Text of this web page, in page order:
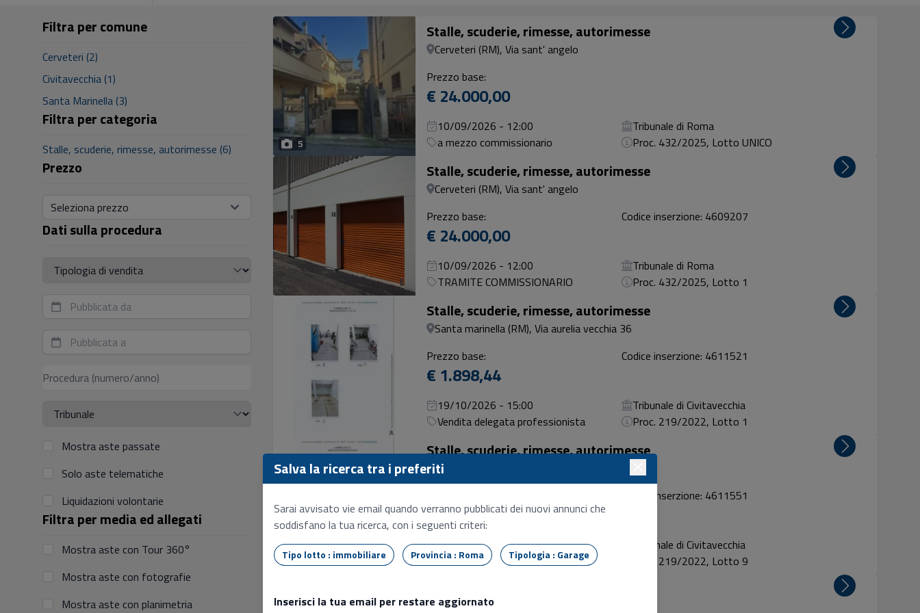
Filtra per comune
Cerveteri (2)
Civitavecchia (1)
Santa Marinella (3)
Filtra per categoria
Stalle, scuderie, rimesse, autorimesse (6)
Prezzo
Seleziona prezzo
Dati sulla procedura
Tipologia di vendita
Mostra aste passate
Solo aste telematiche
Liquidazioni volontarie
Filtra per media ed allegati
Mostra aste con Tour 360°
Mostra aste con fotografie
Mostra aste con planimetria
5
Stalle, scuderie, rimesse, autorimesse
Cerveteri (RM), Via sant' angelo
Prezzo base:
€ 24.000,00
10/09/2026 - 12:00
Tribunale di Roma
a mezzo commissionario
Proc. 432/2025, Lotto UNICO
Stalle, scuderie, rimesse, autorimesse
Cerveteri (RM), Via sant' angelo
Prezzo base:
€ 24.000,00
Codice inserzione: 4609207
10/09/2026 - 12:00
Tribunale di Roma
TRAMITE COMMISSIONARIO
Proc. 432/2025, Lotto 1
Stalle, scuderie, rimesse, autorimesse
Santa marinella (RM), Via aurelia vecchia 36
Prezzo base:
€ 1.898,44
Codice inserzione: 4611521
19/10/2026 - 15:00
Tribunale di Civitavecchia
Vendita delegata professionista
Proc. 219/2022, Lotto 1
Stalle, scuderie, rimesse, autorimesse
Santa marinella (RM), Via aurelia vecchia n. 38/b
€ 2.681,54
Codice inserzione: 4611551
19/10/2026 - 15:00
Tribunale di Civitavecchia
Vendita delegata professionista
Proc. 219/2022, Lotto 9
Santa marinella (RM), Via aurelia vecchia n. 38/b
Salva la ricerca tra i preferiti
Sarai avvisato vie email quando verranno pubblicati dei nuovi annunci che
soddisfano la tua ricerca, con i seguenti criteri:
Tipo lotto : immobiliare Provincia : Roma Tipologia : Garage
Inserisci la tua email per restare aggiornato